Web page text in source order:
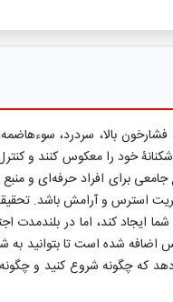
بالا، سردرد،
خود را معکوس کنند و
برای افراد حرفه‌ای و
استرس و آرامش باشد.
ایجاد کند، اما در بلندمدت
اضافه شده است تا بتوانید
که چگونه شروع کنید و